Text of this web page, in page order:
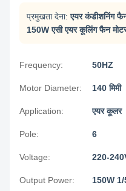
प्रमुखता देना: एयर कंडीशनिंग
150W एसी एयर कूलिंग फैन
Frequency: 50HZ
Motor Diameter: 140 मिमी
Application: एयर कूलर
Pole: 6
Voltage: 220-
Output Power: 150W 1/